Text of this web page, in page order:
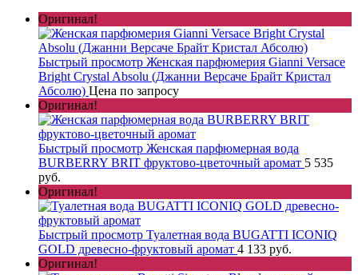
Оригинал!
Быстрый просмотр Женская парфюмерия Gianni Versace
Bright Crystal Absolu (Джанни Версаче Брайт Кристал
Абсолю) Цена по запросу
Оригинал!
Быстрый просмотр Женская парфюмерная вода
BURBERRY BRIT фруктово-цветочный аромат 5 535
руб.
Оригинал!
Быстрый просмотр Туалетная вода BUGATTI ICONIQ
GOLD древесно-фруктовый аромат 4 133 руб.
Оригинал!